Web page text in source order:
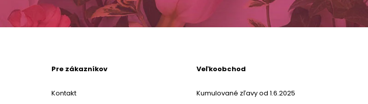
Pre zákazníkov
Kontakt
Veľkoobchod
Kumulované zľavy od 1.6.2025